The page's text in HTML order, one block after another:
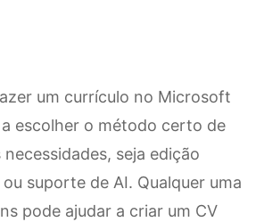
um currículo no Microsoft
escolher o método certo de
seja edição
suporte de AI. Qualquer uma
pode ajudar a criar um CV